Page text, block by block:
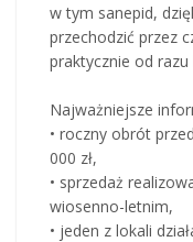
w tym sanepid,
przechodzić przez
praktycznie od razu
Najważniejsze
• roczny obrót
000 zł,
• sprzedaż
wiosenno-letnim,
• jeden z lokali